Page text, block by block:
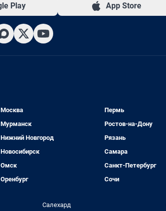
Play App Store
Москва
Мурманск
Нижний Новгород
Новосибирск
Омск
Оренбург
Пермь
Ростов-на-Дону
Рязань
Самара
Санкт-Петербург
Сочи
Салехард